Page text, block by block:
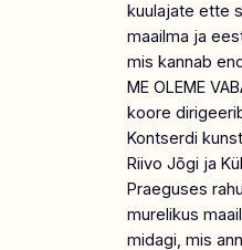
kuulajate ette
maailma ja
mis kannab
ME OLEME
koore
Kontserdi
Riivo Jõgi ja
Praeguses
murelikus
midagi, mis